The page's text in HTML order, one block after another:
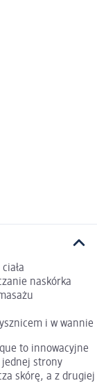
naskórka
i w wannie
to innowacyjne
jednej strony
skórę, a z drugiej